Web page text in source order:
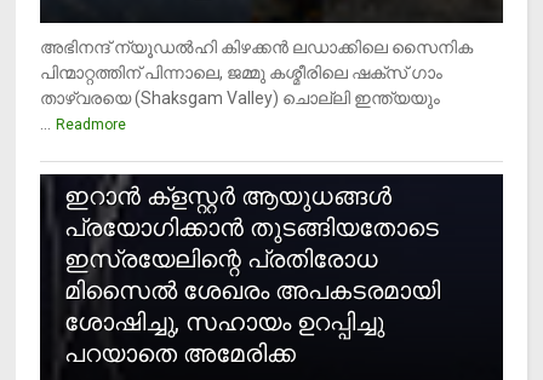
അഭിനന്ദ് ന്യൂഡൽഹി കിഴക്കൻ ലഡാക്കിലെ സൈനിക
പിന്മാറ്റത്തിന് പിന്നാലെ, ജമ്മു കശ്മീരിലെ ഷക്സ് ​ഗാം
താഴ്‌വരയെ (Shaksgam Valley) ചൊല്ലി ഇന്ത്യയും
Readmore
ഇറാന്‍ ക്‌ളസ്റ്റര്‍ ആയുധങ്ങള്‍
പ്രയോഗിക്കാന്‍ തുടങ്ങിയതോടെ
ഇസ്രയേലിന്റെ പ്രതിരോധ
മിസൈല്‍ ശേഖരം അപകടരമായി
ശോഷിച്ചു, സഹായം ഉറപ്പിച്ചു
പറയാതെ അമേരിക്ക